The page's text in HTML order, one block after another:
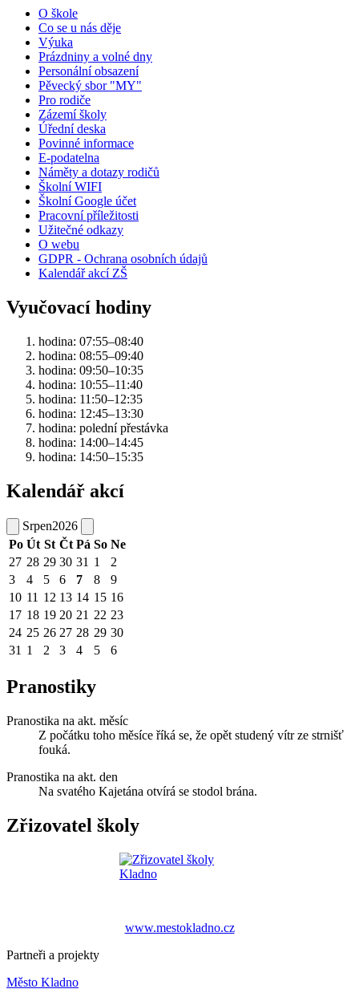
O škole
Co se u nás děje
Výuka
Prázdniny a volné dny
Personální obsazení
Pěvecký sbor "MY"
Pro rodiče
Zázemí školy
Úřední deska
Povinné informace
E-podatelna
Náměty a dotazy rodičů
Školní WIFI
Školní Google účet
Pracovní příležitosti
Užitečné odkazy
O webu
GDPR - Ochrana osobních údajů
Kalendář akcí ZŠ
Vyučovací hodiny
hodina: 07:55–08:40
hodina: 08:55–09:40
hodina: 09:50–10:35
hodina: 10:55–11:40
hodina: 11:50–12:35
hodina: 12:45–13:30
hodina: polední přestávka
hodina: 14:00–14:45
hodina: 14:50–15:35
Kalendář akcí
Srpen2026
Po Út St Čt Pá So Ne
27 28 29 30 31 1
2
3
4 5 6 7 8
9
10 11 12 13 14 15 16
17 18 19 20 21 22 23
24 25 26 27 28 29 30
31 1 2 3 4 5 6
Pranostiky
Pranostika na akt. měsíc
Z počátku toho měsíce říká se, že opět studený vítr ze strnišť
fouká.
Pranostika na akt. den
Na svatého Kajetána otvírá se stodol brána.
Zřizovatel školy
www.mestokladno.cz
Partneři a projekty
Město Kladno